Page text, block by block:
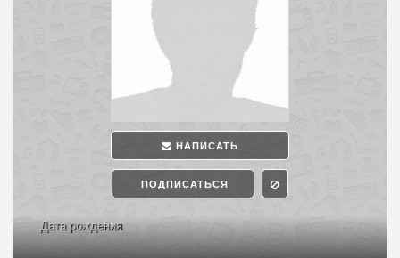
НАПИСАТЬ
ПОДПИСАТЬСЯ
Дата рождения